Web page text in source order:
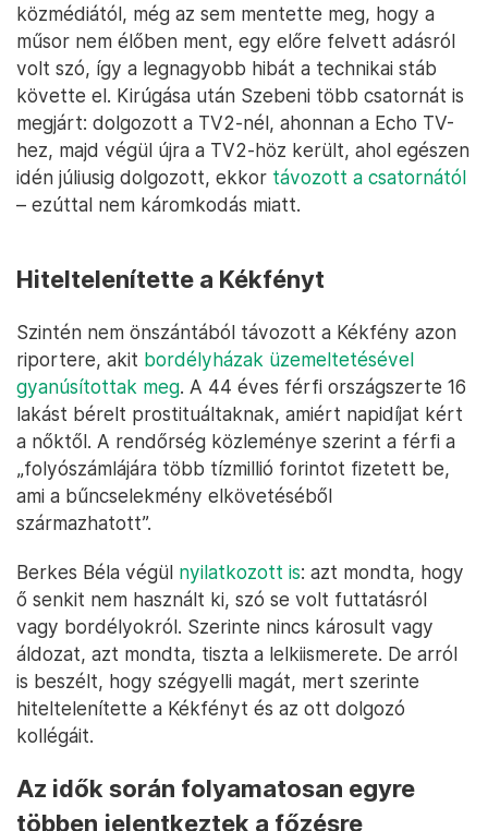
közmédiától, még az sem mentette meg, hogy a
műsor nem élőben ment, egy előre felvett adásról
volt szó, így a legnagyobb hibát a technikai stáb
követte el. Kirúgása után Szebeni több csatornát is
megjárt: dolgozott a TV2-nél, ahonnan a Echo TV-
hez, majd végül újra a TV2-höz került, ahol egészen
idén júliusig dolgozott, ekkor távozott a csatornától
– ezúttal nem káromkodás miatt.
Hiteltelenítette a Kékfényt
Szintén nem önszántából távozott a Kékfény azon
riportere, akit bordélyházak üzemeltetésével
gyanúsítottak meg. A 44 éves férfi országszerte 16
lakást bérelt prostituáltaknak, amiért napidíjat kért
a nőktől. A rendőrség közleménye szerint a férfi a
„folyószámlájára több tízmillió forintot fizetett be,
ami a bűncselekmény elkövetéséből
származhatott”.
Berkes Béla végül nyilatkozott is: azt mondta, hogy
ő senkit nem használt ki, szó se volt futtatásról
vagy bordélyokról. Szerinte nincs károsult vagy
áldozat, azt mondta, tiszta a lelkiismerete. De arról
is beszélt, hogy szégyelli magát, mert szerinte
hiteltelenítette a Kékfényt és az ott dolgozó
kollégáit.
Az idők során folyamatosan egyre
többen jelentkeztek a főzésre